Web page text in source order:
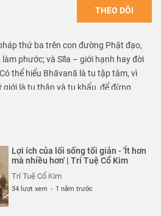
THEO DÕI
thứ ba trên con đường Phật đạo,
làm phước; và Sīla – giới hạnh hay đời
thể hiểu Bhāvanā là tu tập tâm, vì
là tu thân và tu khẩu, để đừng
ác hay nghiệp bất thiện qua các lối
SỐNG
Lợi ích của lối sống tối giản - 'Ít hơn
mà nhiều hơn' | Trí Tuệ Cổ Kim
Trí Tuệ Cổ Kim
34 lượt xem - 1 năm trước